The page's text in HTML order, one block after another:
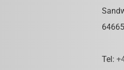
Tel: